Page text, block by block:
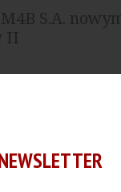
S.A.
II